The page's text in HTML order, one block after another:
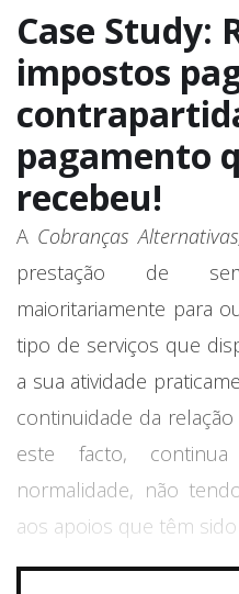
Case Study:
impostos
pagamento
recebeu!
A Cobranças
prestação de
maioritariamente para
tipo de serviços que
a sua atividade
continuidade da
este facto,
normalidade, não
aos apoios que têm